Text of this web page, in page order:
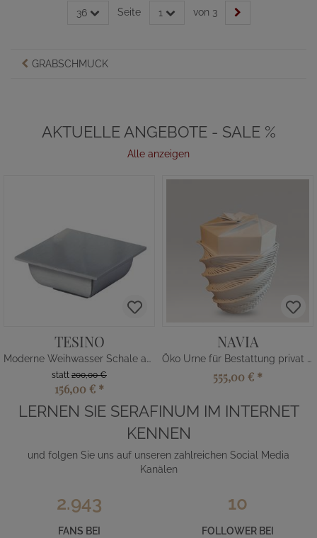
36 Seite 1 von 3
GRABSCHMUCK
AKTUELLE ANGEBOTE - SALE %
Alle anzeigen
TESINO
Moderne Weihwasser Schale aus Aluminium
statt 200,00 €
156,00 € *
NAVIA
Öko Urne für Bestattung privat kaufen
555,00 € *
LERNEN SIE SERAFINUM IM INTERNET
KENNEN
und folgen Sie uns auf unseren zahlreichen Social Media
Kanälen
2.943
FANS BEI
10
FOLLOWER BEI